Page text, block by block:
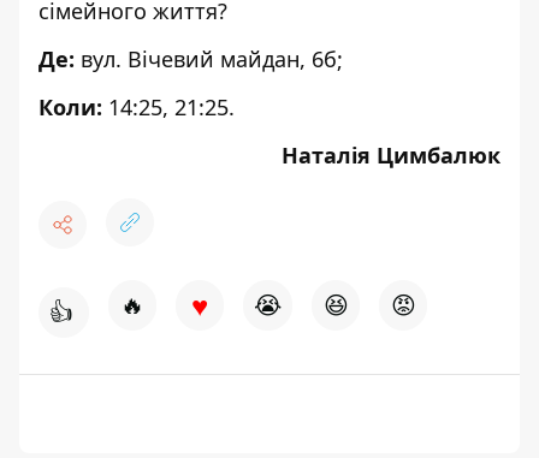
сімейного життя?
Де: вул. Вічевий майдан, 6б;
Коли: 14:25, 21:25.
Наталія Цимбалюк
👍 🔥 ♥ 😭 😆 😡